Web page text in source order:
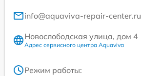
info@aquaviva-repair-center.ru
Новослободская улица, дом 4
Адрес сервисного центра Aquaviva
Режим работы: